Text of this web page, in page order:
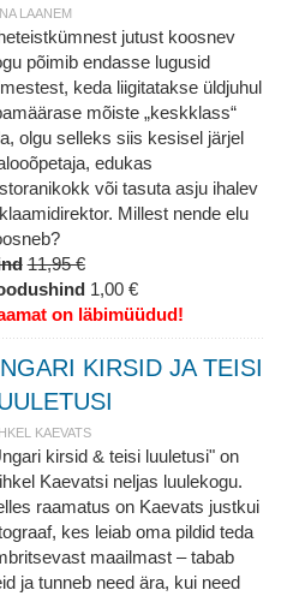
LAANEM
jutust koosnev
põimib endasse lugusid
keda liigitatakse üldjuhul
mõiste „keskklass“
olgu selleks siis kesisel järjel
edukas
või tasuta asju ihalev
Millest nende elu
11,95 €
1,00 €
on läbimüüdud!
KIRSID JA TEISI
KAEVATS
kirsid & teisi luuletusi" on
Kaevatsi neljas luulekogu.
raamatus on Kaevats justkui
kes leiab oma pildid teda
maailmast – tabab
ja tunneb need ära, kui need